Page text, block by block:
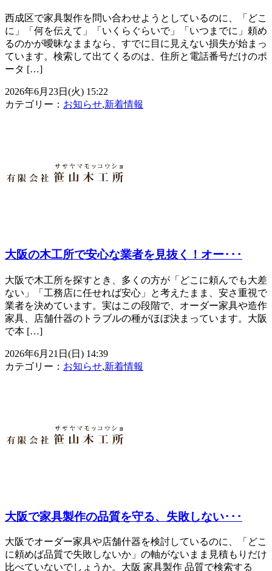
西成区で家具製作を問い合わせようとしているのに、「どこ
に」「何を伝えて」「いくらぐらいで」「いつまでに」頼め
るのかが曖昧なままなら、すでに目に見えない損失が始まっ
ています。検索して出てくるのは、住所と電話番号だけのポ
ータ […]
2026年6月23日(火) 15:22
カテゴリー： お知らせ,新着情報
大阪の木工所で安心な業者を見抜く！オー･･･
大阪で木工所を探すとき、多くの方が「どこに頼んでも大差
ない」「工務店に任せれば安心」と考えたまま、安さ重視で
業者を決めています。実はこの段階で、オーダー家具や造作
家具、店舗什器のトラブルの種がほぼ決まっています。大阪
で本 […]
2026年6月21日(日) 14:39
カテゴリー： お知らせ,新着情報
大阪で家具製作の品質を守る、失敗しない･･･
大阪でオーダー家具や店舗什器を検討しているのに、「どこ
に頼めば品質で失敗しないか」の軸がないまま見積もりだけ
比べていないでしょうか。大阪 家具製作 品質で検索する